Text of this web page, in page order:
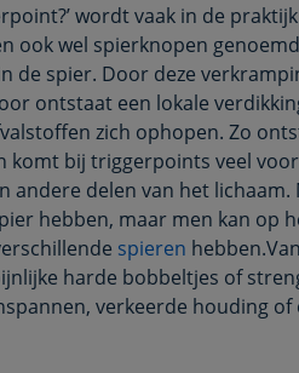
wordt vaak in de
ook wel spierknopen
de spier. Door deze
ontstaat een lokale
zich ophopen. Zo
komt bij triggerpoints veel
andere delen van het lichaam.
hebben, maar men kan op
spieren
harde bobbeltjes of
verkeerde houding